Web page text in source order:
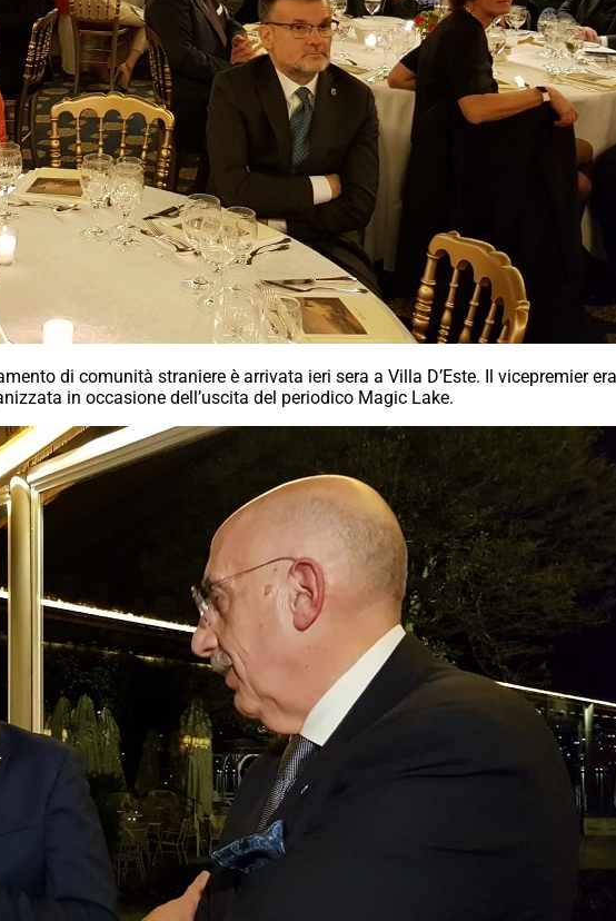
di comunità straniere è arrivata ieri sera a Villa D’Este. Il vicepremier
in occasione dell’uscita del periodico Magic Lake.